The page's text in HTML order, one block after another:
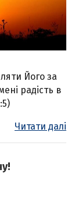
Його за
радість в
Читати далі